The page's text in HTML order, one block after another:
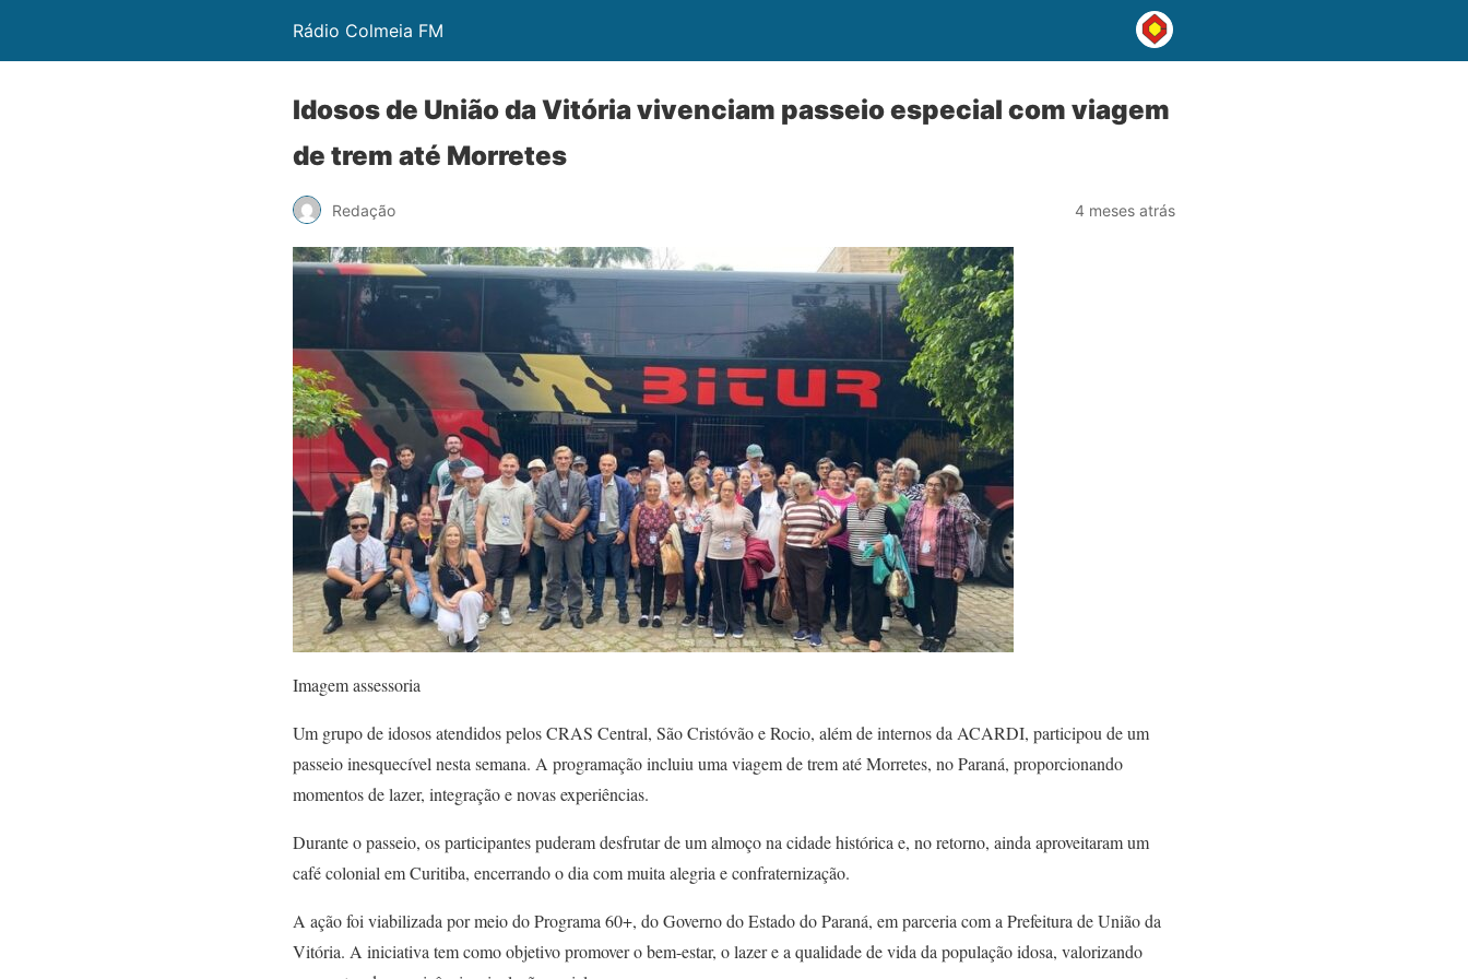
Rádio Colmeia FM
Idosos de União da Vitória vivenciam passeio especial com viagem
de trem até Morretes
Redação 4 meses atrás
Imagem assessoria
Um grupo de idosos atendidos pelos CRAS Central, São Cristóvão e Rocio, além de internos da ACARDI, participou de um
passeio inesquecível nesta semana. A programação incluiu uma viagem de trem até Morretes, no Paraná, proporcionando
momentos de lazer, integração e novas experiências.
Durante o passeio, os participantes puderam desfrutar de um almoço na cidade histórica e, no retorno, ainda aproveitaram um
café colonial em Curitiba, encerrando o dia com muita alegria e confraternização.
A ação foi viabilizada por meio do Programa 60+, do Governo do Estado do Paraná, em parceria com a Prefeitura de União da
Vitória. A iniciativa tem como objetivo promover o bem-estar, o lazer e a qualidade de vida da população idosa, valorizando